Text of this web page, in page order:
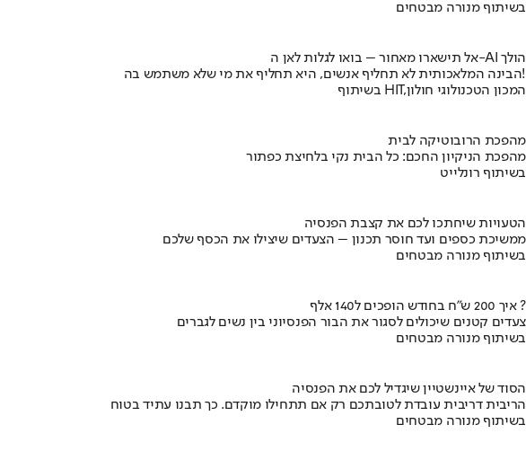
בשיתוף מנורה מבטחים
אל תישארו מאחור – בואו לגלות לאן ה-AI הולך
הבינה המלאכותית לא תחליף אנשים, היא תחליף את מי שלא משתמש בה!
בשיתוף HIT,המכון הטכנולוגי חולון
מהפכת הרובוטיקה לבית
מהפכת הניקיון החכם: כל הבית נקי בלחיצת כפתור
בשיתוף רונלייט
הטעויות שיחתכו לכם את קצבת הפנסיה
ממשיכת כספים ועד חוסר תכנון – הצעדים שיצילו את הכסף שלכם
בשיתוף מנורה מבטחים
איך 200 ש"ח בחודש הופכים ל140 אלף ?
צעדים קטנים שיכולים לסגור את הבור הפנסיוני בין נשים לגברים
בשיתוף מנורה מבטחים
הסוד של איינשטיין שיגדיל לכם את הפנסיה
הריבית דריבית עובדת לטובתכם רק אם תתחילו מוקדם. כך תבנו עתיד בטוח
בשיתוף מנורה מבטחים